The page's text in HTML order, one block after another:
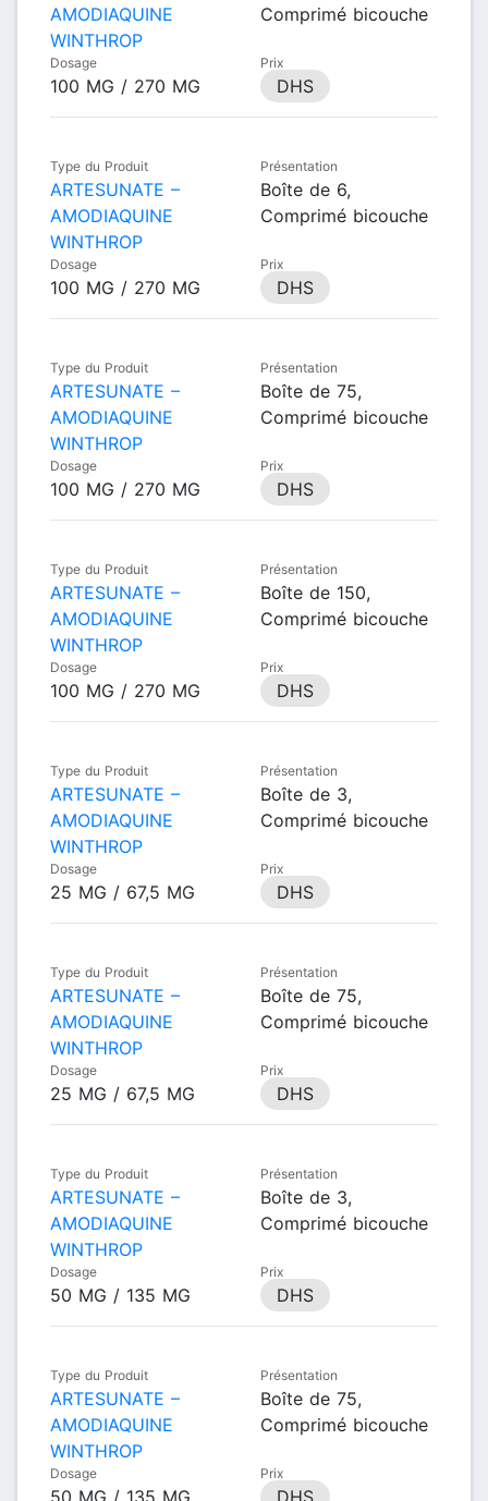
AMODIAQUINE
WINTHROP
Comprimé bicouche
Dosage
100 MG / 270 MG
Prix
DHS
Type du Produit
ARTESUNATE –
AMODIAQUINE
WINTHROP
Présentation
Boîte de 6,
Comprimé bicouche
Dosage
100 MG / 270 MG
Prix
DHS
Type du Produit
ARTESUNATE –
AMODIAQUINE
WINTHROP
Présentation
Boîte de 75,
Comprimé bicouche
Dosage
100 MG / 270 MG
Prix
DHS
Type du Produit
ARTESUNATE –
AMODIAQUINE
WINTHROP
Présentation
Boîte de 150,
Comprimé bicouche
Dosage
100 MG / 270 MG
Prix
DHS
Type du Produit
ARTESUNATE –
AMODIAQUINE
WINTHROP
Présentation
Boîte de 3,
Comprimé bicouche
Dosage
25 MG / 67,5 MG
Prix
DHS
Type du Produit
ARTESUNATE –
AMODIAQUINE
WINTHROP
Présentation
Boîte de 75,
Comprimé bicouche
Dosage
25 MG / 67,5 MG
Prix
DHS
Type du Produit
ARTESUNATE –
AMODIAQUINE
WINTHROP
Présentation
Boîte de 3,
Comprimé bicouche
Dosage
50 MG / 135 MG
Prix
DHS
Type du Produit
ARTESUNATE –
AMODIAQUINE
WINTHROP
Présentation
Boîte de 75,
Comprimé bicouche
Dosage
50 MG / 135 MG
Prix
DHS